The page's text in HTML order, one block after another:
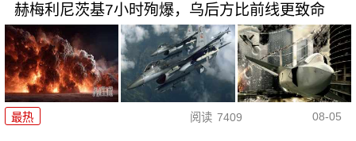
赫梅利尼茨基7小时殉爆，乌后方比前线更致命
最热 阅读 7409 08-05